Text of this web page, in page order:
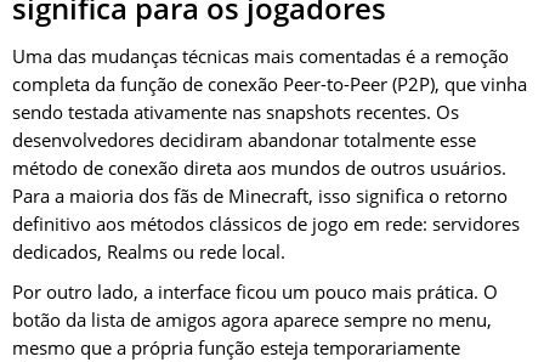
significa para os jogadores
Uma das mudanças técnicas mais comentadas é a remoção
completa da função de conexão Peer-to-Peer (P2P), que vinha
sendo testada ativamente nas snapshots recentes. Os
desenvolvedores decidiram abandonar totalmente esse
método de conexão direta aos mundos de outros usuários.
Para a maioria dos fãs de Minecraft, isso significa o retorno
definitivo aos métodos clássicos de jogo em rede: servidores
dedicados, Realms ou rede local.
Por outro lado, a interface ficou um pouco mais prática. O
botão da lista de amigos agora aparece sempre no menu,
mesmo que a própria função esteja temporariamente